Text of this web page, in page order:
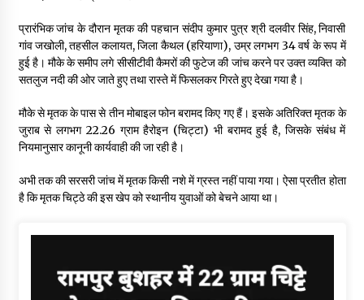
भ्रष्टाचार से अर्जित संपत्ति जब्त कर गरीबों में बांटेगी हिमाचल सरकार -CM
06/08/2026
प्रारंभिक जांच के दौरान मृतक की पहचान संदीप कुमार पुत्र श्री दलवीर सिंह, निवासी
गांव जखोली, तहसील कलायत, जिला कैथल (हरियाणा), उम्र लगभग 34 वर्ष के रूप में
हुई है। मौके के समीप लगे सीसीटीवी कैमरों की फुटेज की जांच करने पर उक्त व्यक्ति को
सतलुज नदी की ओर जाते हुए तथा रास्ते में फिसलकर गिरते हुए देखा गया है।
मौके से मृतक के पास से तीन मोबाइल फोन बरामद किए गए हैं। इसके अतिरिक्त मृतक के
जुराब से लगभग 22.26 ग्राम हैरोइन (चिट्टा) भी बरामद हुई है, जिसके संबंध में
नियमानुसार कानूनी कार्यवाही की जा रही है।
अभी तक की सरसरी जांच में मृतक किसी नशे में ग्रस्त नहीं पाया गया। ऐसा प्रतीत होता
है कि मृतक चिट्ठे की इस खेप को स्थानीय युवाओं को बेचने आया था।